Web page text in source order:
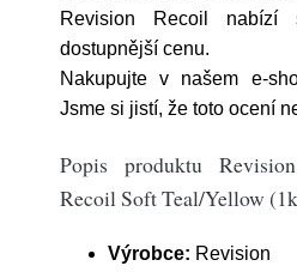
Revision Recoil nabízí
dostupnější cenu.
Nakupujte v našem e-
Jsme si jistí, že toto ocení
Popis produktu
Recoil Soft Teal/Yellow
Výrobce: Revision